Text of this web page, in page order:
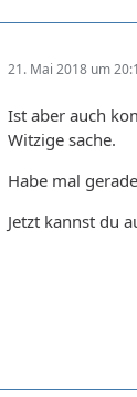
21. Mai 2018 um
Ist aber auch
Witzige sache.
Habe mal
Jetzt kannst du